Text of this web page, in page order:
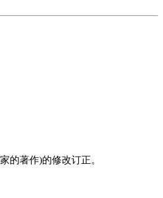
的著作)的修改订正。